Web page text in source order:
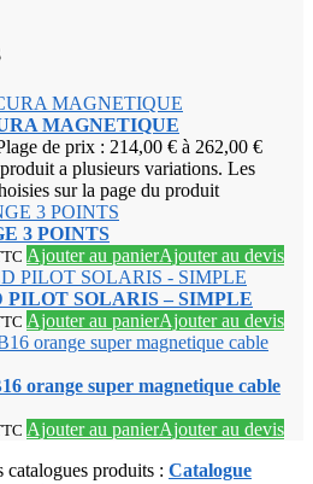
MAGNETIQUE
de prix : 214,00 € à 262,00 €
a plusieurs variations. Les
sur la page du produit
3 POINTS
Ajouter au panierAjouter au devis
PILOT SOLARIS – SIMPLE
Ajouter au panierAjouter au devis
orange super magnetique cable
Ajouter au panierAjouter au devis
catalogues produits : Catalogue